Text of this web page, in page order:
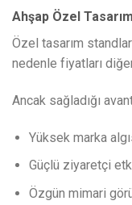
Ahşap Özel
Özel tasarım
nedenle fiyatları
Ancak sağladığı
Yüksek marka
Güçlü ziyaretçi
Özgün mimari